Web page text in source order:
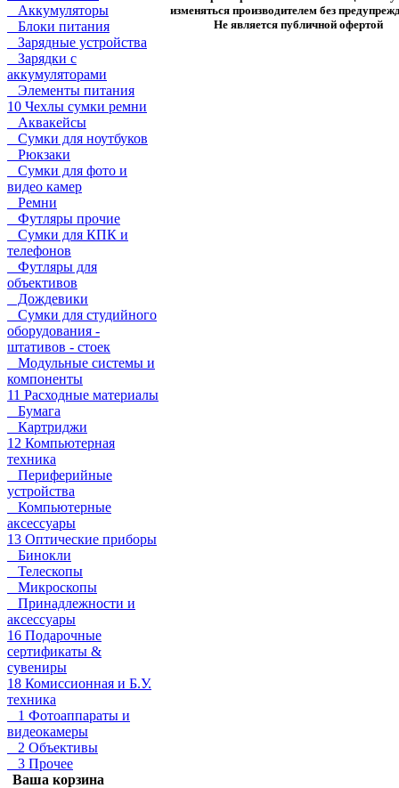
Аккумуляторы
Блоки питания
Зарядные устройства
Зарядки с
аккумуляторами
Элементы питания
10 Чехлы сумки ремни
Аквакейсы
Сумки для ноутбуков
Рюкзаки
Сумки для фото и
видео камер
Ремни
Футляры прочие
Сумки для КПК и
телефонов
Футляры для
объективов
Дождевики
Сумки для студийного
оборудования -
штативов - стоек
Модульные системы и
компоненты
11 Расходные материалы
Бумага
Картриджи
12 Компьютерная
техника
Периферийные
устройства
Компьютерные
аксессуары
13 Оптические приборы
Бинокли
Телескопы
Микроскопы
Принадлежности и
аксессуары
16 Подарочные
сертификаты &
сувениры
18 Комиссионная и Б.У.
техника
1 Фотоаппараты и
видеокамеры
2 Объективы
3 Прочее
Ваша корзина
изменяться производителем без
Не является публичной офертой